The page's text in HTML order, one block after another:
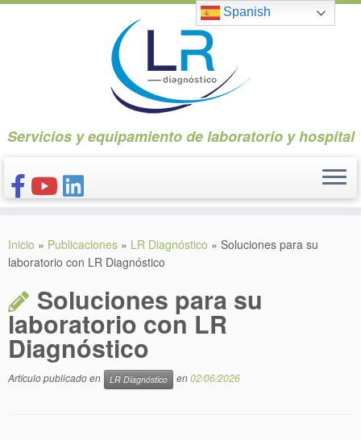
Saltar
Servicios y equipamiento de laboratorio y hospital
CONÓCENOS
PUBLICACIONES
CONTACTO
Inicio » Publicaciones » LR Diagnóstico » Soluciones para su
laboratorio con LR Diagnóstico
Soluciones para su
laboratorio con LR
Diagnóstico
Artículo publicado en LR Diagnóstico en02/06/2026
Spanish